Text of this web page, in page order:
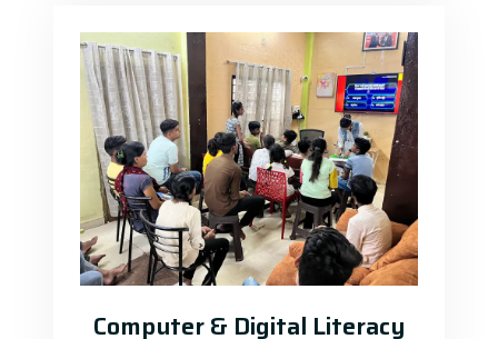
Computer & Digital Literacy